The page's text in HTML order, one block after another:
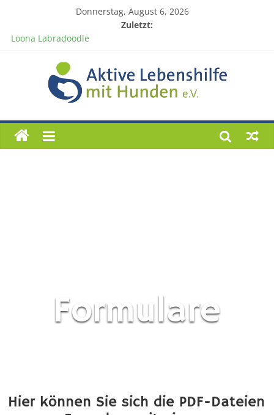
Donnerstag, August 6, 2026
Zuletzt:
Loona Labradoodle
Besucht uns auf der „Newstrend Messe“ 2024 bei Fa. Möbel-
Kempf in Bad König.
Förderprojekt „Charly“
Weihnachten 2025
Formulare
Hier können Sie sich die PDF-Dateien